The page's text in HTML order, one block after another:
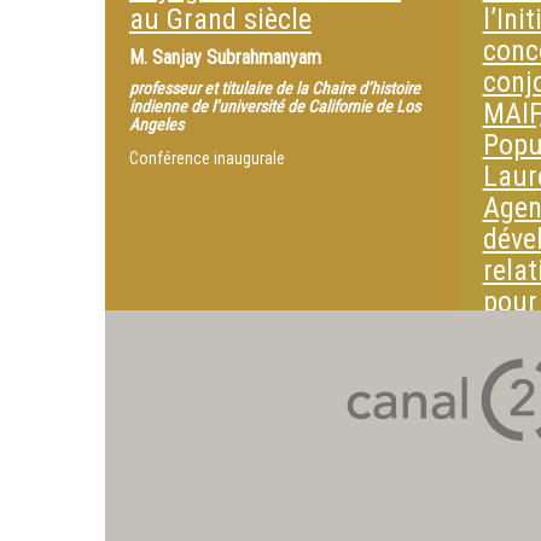
Recteur de l'Académie d'Orléans-Tours
M. Jean-Noël Jeanneney
président du Conseil scientifique des Rendez-
vous de l’histoire
Débat
au Grand siècle
M. Sanjay Subrahmanyam
professeur et titulaire de la Chaire d’histoire
indienne de l’université de Californie de Los
Angeles
Conférence inaugurale